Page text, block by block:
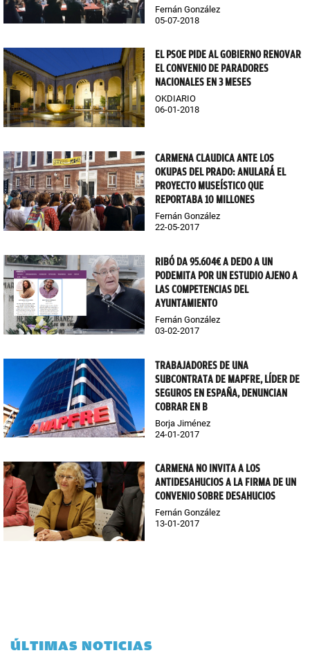
Fernán González
05-07-2018
EL PSOE PIDE AL GOBIERNO RENOVAR
EL CONVENIO DE PARADORES
NACIONALES EN 3 MESES
OKDIARIO
06-01-2018
CARMENA CLAUDICA ANTE LOS
OKUPAS DEL PRADO: ANULARÁ EL
PROYECTO MUSEÍSTICO QUE
REPORTABA 10 MILLONES
Fernán González
22-05-2017
RIBÓ DA 95.604€ A DEDO A UN
PODEMITA POR UN ESTUDIO AJENO A
LAS COMPETENCIAS DEL
AYUNTAMIENTO
Fernán González
03-02-2017
TRABAJADORES DE UNA
SUBCONTRATA DE MAPFRE, LÍDER DE
SEGUROS EN ESPAÑA, DENUNCIAN
COBRAR EN B
Borja Jiménez
24-01-2017
CARMENA NO INVITA A LOS
ANTIDESAHUCIOS A LA FIRMA DE UN
CONVENIO SOBRE DESAHUCIOS
Fernán González
13-01-2017
ÚLTIMAS NOTICIAS